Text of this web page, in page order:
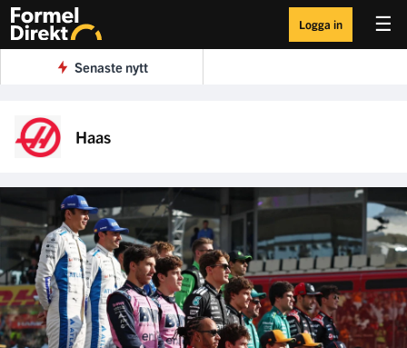
☰
Logga in
Senaste nytt
Haas